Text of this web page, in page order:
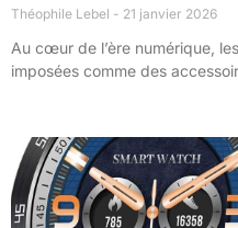
Théophile Lebel 21 janvier 2026
Au cœur de l’ère numérique,
imposées comme des